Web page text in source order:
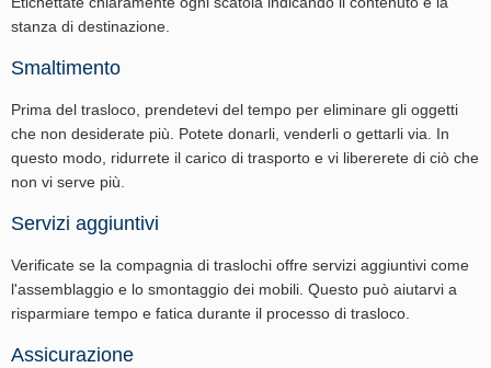
stanza di destinazione.
Smaltimento
Prima del trasloco, prendetevi del tempo per eliminare gli oggetti
che non desiderate più. Potete donarli, venderli o gettarli via. In
questo modo, ridurrete il carico di trasporto e vi libererete di ciò che
non vi serve più.
Servizi aggiuntivi
Verificate se la compagnia di traslochi offre servizi aggiuntivi come
l'assemblaggio e lo smontaggio dei mobili. Questo può aiutarvi a
risparmiare tempo e fatica durante il processo di trasloco.
Assicurazione